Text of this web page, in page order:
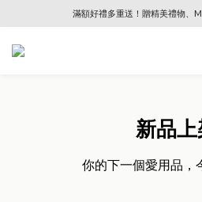
🔥88節專屬奢寵、全館限時
滿額好禮多重送！贈精美禮物、
🔥88節專屬奢寵、全館限時
新品
你的下一個愛用品，